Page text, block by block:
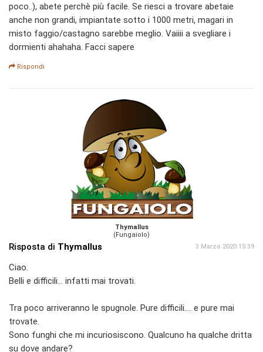
poco..), abete perchè più facile. Se riesci a trovare abetaie
anche non grandi, impiantate sotto i 1000 metri, magari in
misto faggio/castagno sarebbe meglio. Vaiiii a svegliare i
dormienti ahahaha. Facci sapere
Rispondi
Thymallus
(Fungaiolo)
Risposta di Thymallus 3 Marzo 2020 15:39
Ciao.
Belli e difficili... infatti mai trovati.
Tra poco arriveranno le spugnole. Pure difficili.... e pure mai
trovate.
Sono funghi che mi incuriosiscono. Qualcuno ha qualche dritta
su dove andare?